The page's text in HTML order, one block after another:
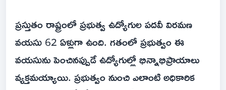
ప్రస్తుతం రాష్ట్రంలో ప్రభుత్వ ఉద్యోగుల పదవీ విరమణ
వయసు 62 ఏళ్లుగా ఉంది. గతంలో ప్రభుత్వం ఈ
వయసును పెంచినప్పుడే ఉద్యోగుల్లో భిన్నాభిప్రాయాలు
వ్యక్తమయ్యాయి. ప్రభుత్వం నుంచి ఎలాంటి అధికారిక